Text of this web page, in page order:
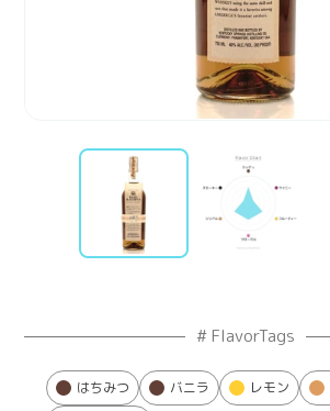
# FlavorTags
はちみつ バニラ レモン